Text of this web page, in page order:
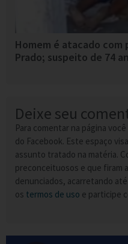
Homem é atacado
Prado; suspeito de 74
Deixe seu
Para comentar na página
do Facebook. Este espaço
assunto tratado na matéria.
preconceituosos e que firam
denunciados, acarretando
os termos de uso e participe